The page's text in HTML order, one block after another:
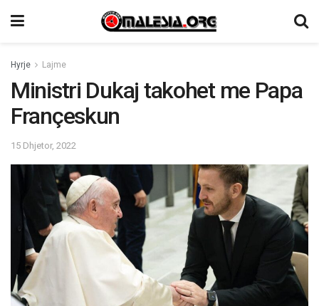
Hyrje Lajme
Ministri Dukaj takohet me Papa
Françeskun
15 Dhjetor, 2022